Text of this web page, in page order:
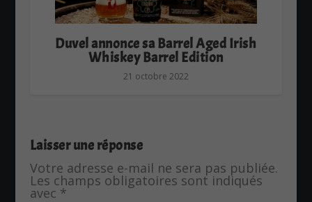
Duvel annonce sa Barrel Aged Irish
Whiskey Barrel Edition
21 octobre 2022
Laisser une réponse
Votre adresse e-mail ne sera pas publiée.
Les champs obligatoires sont indiqués
avec *